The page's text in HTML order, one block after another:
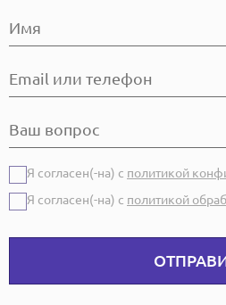
Я согласен(-на) с политикой
Я согласен(-на) с политикой